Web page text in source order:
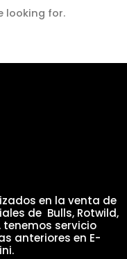
looking for.
en la venta de
de Bulls, Rotwild,
tenemos servicio
anteriores en E-